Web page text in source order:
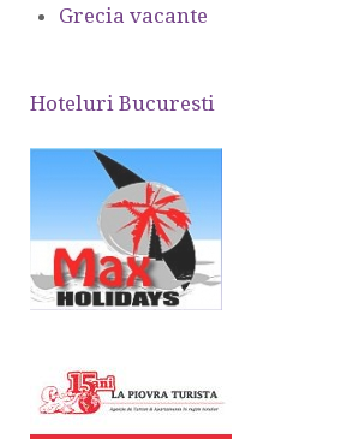
Grecia vacante
Hoteluri Bucuresti